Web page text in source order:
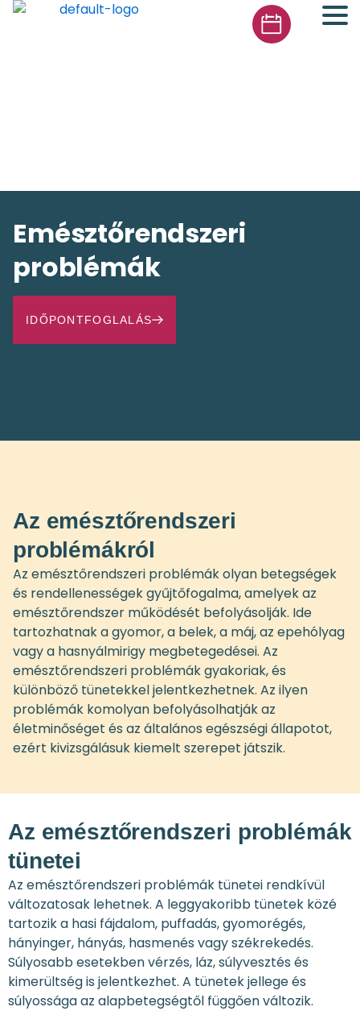
Emésztőrendszeri
problémák
IDŐPONTFOGLALÁS
Az emésztőrendszeri
problémákról
Az emésztőrendszeri problémák olyan betegségek
és rendellenességek gyűjtőfogalma, amelyek az
emésztőrendszer működését befolyásolják. Ide
tartozhatnak a gyomor, a belek, a máj, az epehólyag
vagy a hasnyálmirigy megbetegedései. Az
emésztőrendszeri problémák gyakoriak, és
különböző tünetekkel jelentkezhetnek. Az ilyen
problémák komolyan befolyásolhatják az
életminőséget és az általános egészségi állapotot,
ezért kivizsgálásuk kiemelt szerepet játszik.
Az emésztőrendszeri problémák
tünetei
Az emésztőrendszeri problémák tünetei rendkívül
változatosak lehetnek. A leggyakoribb tünetek közé
tartozik a hasi fájdalom, puffadás, gyomorégés,
hányinger, hányás, hasmenés vagy székrekedés.
Súlyosabb esetekben vérzés, láz, súlyvesztés és
kimerültség is jelentkezhet. A tünetek jellege és
súlyossága az alapbetegségtől függően változik.